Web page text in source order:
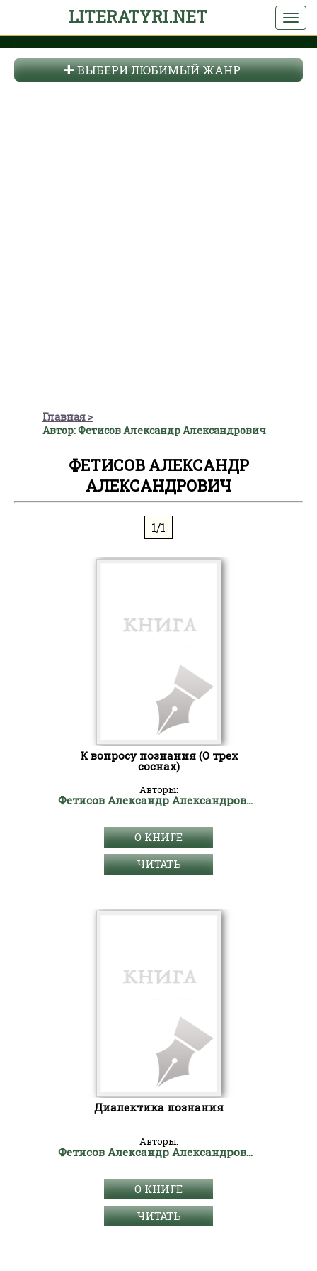
LITERATYRI.NET
ВЫБЕРИ ЛЮБИМЫЙ ЖАНР
Главная
Автор: Фетисов Александр Александрович
ФЕТИСОВ АЛЕКСАНДР
АЛЕКСАНДРОВИЧ
1/1
К вопросу познания (О трех
соснах)
Авторы:
Фетисов Александр Александрович
О КНИГЕ
ЧИТАТЬ
Диалектика познания
Авторы:
Фетисов Александр Александрович
О КНИГЕ
ЧИТАТЬ